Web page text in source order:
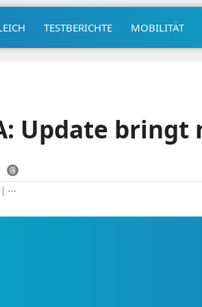
TESTBERICHTE MOBILITÄT
Update bringt
⋯